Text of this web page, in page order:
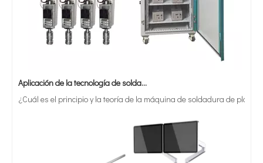
¿Cuál es el principio y la teoría de la máquina de soldadura de